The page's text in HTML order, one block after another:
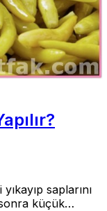
saplarını
sonra küçük…